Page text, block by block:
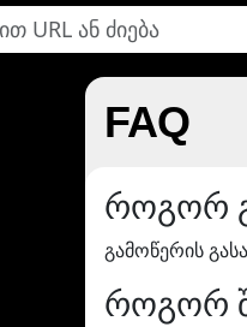
FAQ
როგორ
გამოწერის
როგორ